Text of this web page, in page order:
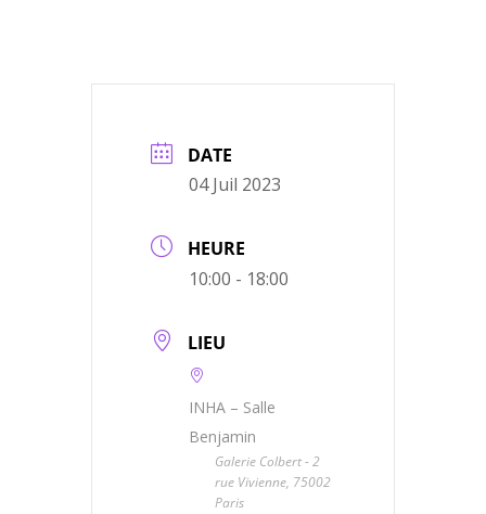
DATE
04 Juil 2023
HEURE
10:00 - 18:00
LIEU
INHA – Salle
Benjamin
Galerie Colbert - 2
rue Vivienne, 75002
Paris